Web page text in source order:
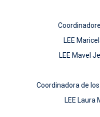
LEE
LEE Mavel
Coordinadora de
LEE Laura